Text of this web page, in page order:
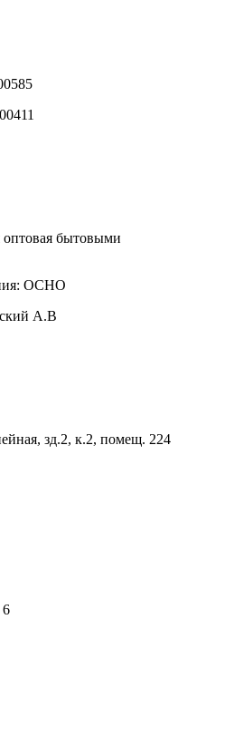
бытовыми
ОСНО
А.В
зд.2, к.2, помещ. 224
6